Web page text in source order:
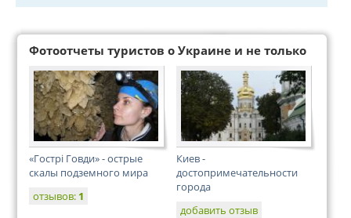
Фотоотчеты туристов о Украине и не только
«Гострі Говди» - острые
скалы подземного мира
отзывов: 1
Киев -
достопримечательности
города
добавить отзыв